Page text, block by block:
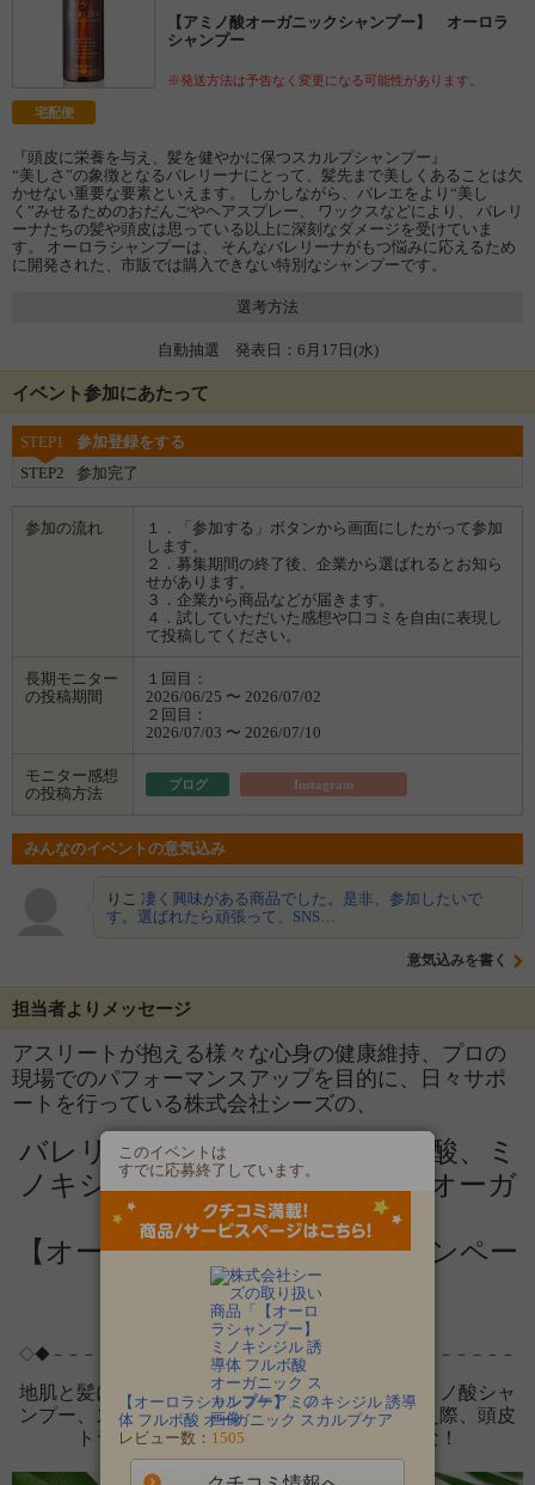
【アミノ酸オーガニックシャンプー】 オーロラ
シャンプー
※発送方法は予告なく変更になる可能性があります。
宅配便
『頭皮に栄養を与え、髪を健やかに保つスカルプシャンプー』
“美しさ”の象徴となるバレリーナにとって、髪先まで美しくあることは欠
かせない重要な要素といえます。 しかしながら、バレエをより“美し
く”みせるためのおだんごやヘアスプレー、 ワックスなどにより、 バレリ
ーナたちの髪や頭皮は思っている以上に深刻なダメージを受けていま
す。 オーロラシャンプーは、 そんなバレリーナがもつ悩みに応えるため
に開発された、市販では購入できない特別なシャンプーです。
選考方法
自動抽選 発表日：6月17日(水)
イベント参加にあたって
STEP1
参加登録をする
STEP2
参加完了
参加の流れ
１．「参加する」ボタンから画面にしたがって参加
します。
２．募集期間の終了後、企業から選ばれるとお知ら
せがあります。
３．企業から商品などが届きます。
４．試していただいた感想や口コミを自由に表現し
て投稿してください。
長期モニター
の投稿期間
１回目：
2026/06/25 〜 2026/07/02
２回目：
2026/07/03 〜 2026/07/10
モニター感想
の投稿方法
ブログ Instagram
みんなのイベントの意気込み
りこ 凄く興味がある商品でした。是非、参加したいで
す。選ばれたら頑張って、SNS…
意気込みを書く
担当者よりメッセージ
アスリートが抱える様々な心身の健康維持、プロの
現場でのパフォーマンスアップを目的に、日々サポ
ートを行っている株式会社シーズの、
バレリーナ絶賛、注目のフルボ酸、ミ
ノキシジル誘導体配合で話題のオーガ
ニックシャンプー
【オーロラシャンプー】のキャンペー
ンです。
↓↓↓ 今回のイベントはコチラ ↓↓↓
◇◆－－－－－－－－－－－－－－－－－－－－－－－－－－－－－－
－◆◇
地肌と髪にやさしい厳選素材、ノンシリコンアミノ酸シャ
ンプー、スカルプケア、ハリ、こし、潤い、生え際、頭皮
トラブル、カラー・ダメージ毛にも最適な！
オーロラシャンプーを！
このイベントは
すでに応募終了しています。
【オーロラシャンプー】ミノキシジル 誘導
体 フルボ酸 オーガニック スカルプケア
レビュー数： 1505